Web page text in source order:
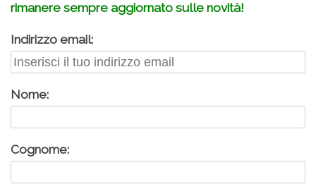
rimanere sempre aggiornato sulle novità!
Indirizzo email:
Nome:
Cognome: